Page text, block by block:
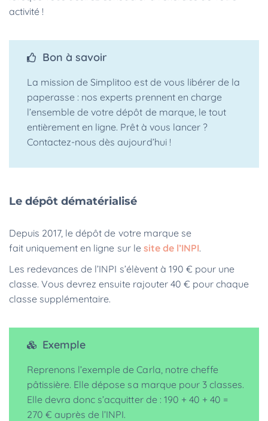
activité !
Bon à savoir
La mission de Simplitoo est de vous libérer de la
paperasse : nos experts prennent en charge
l’ensemble de votre dépôt de marque, le tout
entièrement en ligne. Prêt à vous lancer ?
Contactez-nous dès aujourd’hui !
Le dépôt dématérialisé
Depuis 2017, le dépôt de votre marque se
fait uniquement en ligne sur le site de l’INPI.
Les redevances de l’INPI s’élèvent à 190 € pour une
classe. Vous devrez ensuite rajouter 40 € pour chaque
classe supplémentaire.
Exemple
Reprenons l’exemple de Carla, notre cheffe
pâtissière. Elle dépose sa marque pour 3 classes.
Elle devra donc s’acquitter de : 190 + 40 + 40 =
270 € auprès de l’INPI.